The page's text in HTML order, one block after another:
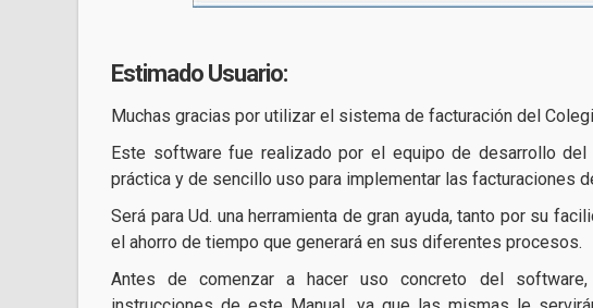
Estimado Usuario:
Muchas gracias por utilizar el sistema de facturación del
Este software fue realizado por el equipo de desarrollo
práctica y de sencillo uso para implementar las facturaciones
Será para Ud. una herramienta de gran ayuda, tanto por su
el ahorro de tiempo que generará en sus diferentes procesos.
Antes de comenzar a hacer uso concreto del